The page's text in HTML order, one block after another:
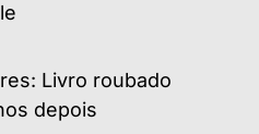
Livro roubado
depois